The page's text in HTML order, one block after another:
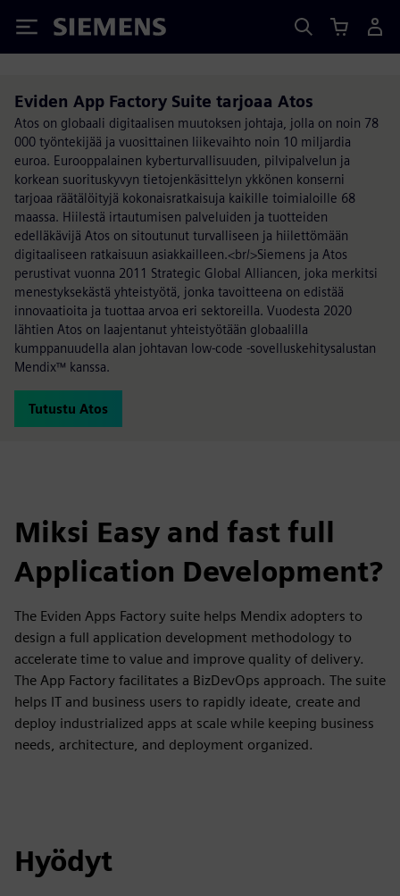
Siemens
Eviden App Factory Suite tarjoaa Atos
Atos on globaali digitaalisen muutoksen johtaja, jolla on noin 78
000 työntekijää ja vuosittainen liikevaihto noin 10 miljardia
euroa. Eurooppalainen kyberturvallisuuden, pilvipalvelun ja
korkean suorituskyvyn tietojenkäsittelyn ykkönen konserni
tarjoaa räätälöityjä kokonaisratkaisuja kaikille toimialoille 68
maassa. Hiilestä irtautumisen palveluiden ja tuotteiden
edelläkävijä Atos on sitoutunut turvalliseen ja hiilettömään
digitaaliseen ratkaisuun asiakkailleen.<br/>Siemens ja Atos
perustivat vuonna 2011 Strategic Global Alliancen, joka merkitsi
menestyksekästä yhteistyötä, jonka tavoitteena on edistää
innovaatioita ja tuottaa arvoa eri sektoreilla. Vuodesta 2020
lähtien Atos on laajentanut yhteistyötään globaalilla
kumppanuudella alan johtavan low-code -sovelluskehitysalustan
Mendix™ kanssa.
Tutustu Atos
Miksi Easy and fast full
Application Development?
The Eviden Apps Factory suite helps Mendix adopters to
design a full application development methodology to
accelerate time to value and improve quality of delivery.
The App Factory facilitates a BizDevOps approach. The suite
helps IT and business users to rapidly ideate, create and
deploy industrialized apps at scale while keeping business
needs, architecture, and deployment organized.
Hyödyt